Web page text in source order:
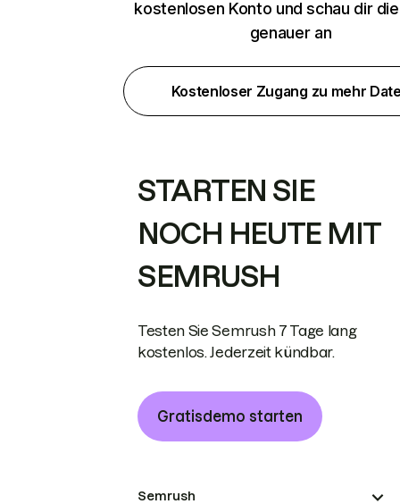
kostenlosen Konto und schau dir
genauer an
Kostenloser Zugang zu mehr
STARTEN SIE
NOCH HEUTE MIT
SEMRUSH
Testen Sie Semrush 7 Tage lang
kostenlos. Jederzeit kündbar.
Gratisdemo starten
Semrush